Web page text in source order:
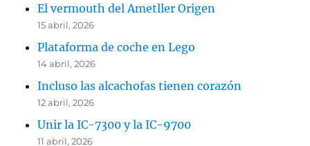
El vermouth del Ametller Origen
15 abril, 2026
Plataforma de coche en Lego
14 abril, 2026
Incluso las alcachofas tienen corazón
12 abril, 2026
Unir la IC-7300 y la IC-9700
11 abril, 2026